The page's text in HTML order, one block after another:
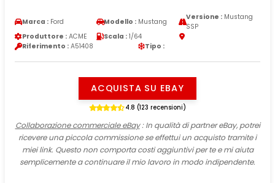
Marca : Ford Modello : Mustang
Versione :Mustang
SSP
Produttore : ACME Scala : 1/64
Riferimento : A51408 Tipo :
ACQUISTA SU EBAY
4.8 (123 recensioni)
Collaborazione commerciale eBay: In qualità di partner eBay, potrei
ricevere una piccola commissione se effettui un acquisto tramite i
miei link. Questo non comporta costi aggiuntivi per te e mi aiuta
semplicemente a continuare il mio lavoro in modo indipendente.